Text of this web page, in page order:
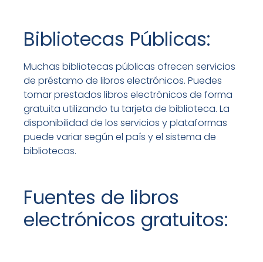
Bibliotecas Públicas:
Muchas bibliotecas públicas ofrecen servicios
de préstamo de libros electrónicos. Puedes
tomar prestados libros electrónicos de forma
gratuita utilizando tu tarjeta de biblioteca. La
disponibilidad de los servicios y plataformas
puede variar según el país y el sistema de
bibliotecas.
Fuentes de libros
electrónicos gratuitos: